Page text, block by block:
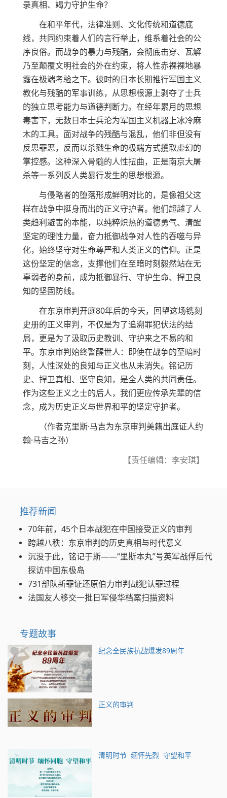
录真相、竭力守护生命？
在和平年代，法律准则、文化传统和道德底
线，共同约束着人们的言行举止，维系着社会的公
序良俗。而战争的暴力与残酷，会彻底击穿、瓦解
乃至颠覆文明社会的外在约束，将人性赤裸裸地暴
露在极端考验之下。彼时的日本长期推行军国主义
教化与残酷的军事训练，从思想根源上剥夺了士兵
的独立思考能力与道德判断力。在经年累月的思想
毒害下，无数日本士兵沦为军国主义机器上冰冷麻
木的工具。面对战争的残酷与混乱，他们非但没有
反思罪恶，反而以杀戮生命的极端方式攫取虚幻的
掌控感。这种深入骨髓的人性扭曲，正是南京大屠
杀等一系列反人类暴行发生的思想根源。
与侵略者的堕落形成鲜明对比的，是像祖父这
样在战争中挺身而出的正义守护者。他们超越了人
类趋利避害的本能，以纯粹炽热的道德勇气、清醒
坚定的理性力量，奋力抵御战争对人性的吞噬与异
化，始终坚守对生命尊严和人类正义的信仰。正是
这份坚定的信念，支撑他们在至暗时刻毅然站在无
辜弱者的身前，成为抵御暴行、守护生命、捍卫良
知的坚固防线。
在东京审判开庭80年后的今天，回望这场镌刻
史册的正义审判，不仅是为了追溯罪犯伏法的结
局，更是为了汲取历史教训、守护来之不易的和
平。东京审判始终警醒世人：即使在战争的至暗时
刻，人性深处的良知与正义也从未消失。铭记历
史、捍卫真相、坚守良知，是全人类的共同责任。
作为这些正义之士的后人，我们更应传承先辈的信
念，成为历史正义与世界和平的坚定守护者。
（作者克里斯·马吉为东京审判美籍出庭证人约
翰·马吉之孙）
【责任编辑：李安琪】
推荐新闻
70年前，45个日本战犯在中国接受正义的审判
跨越八秩：东京审判的历史真相与时代意义
沉没于此，铭记于斯——“里斯本丸”号英军战俘后代
探访中国东极岛
731部队新罪证还原伯力审判战犯认罪过程
法国友人移交一批日军侵华档案扫描资料
专题故事
纪念全民族抗战爆发89周年
正义的审判
清明时节 缅怀先烈 守望和平